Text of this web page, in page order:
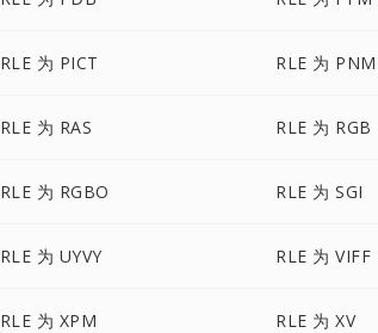
RLE 为 PICT RLE 为 PNM
RLE 为 RAS RLE 为 RGB
RLE 为 RGBO RLE 为 SGI
RLE 为 UYVY RLE 为 VIFF
RLE 为 XPM RLE 为 XV